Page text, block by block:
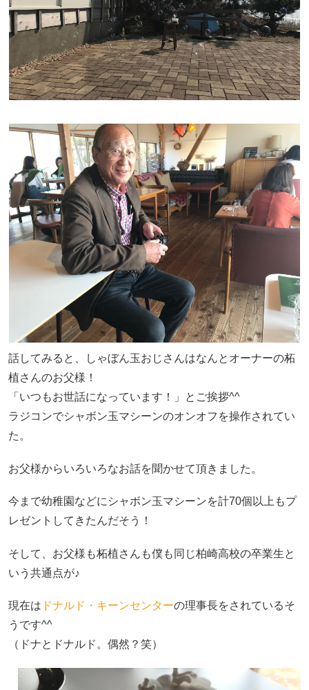
話してみると、しゃぼん玉おじさんはなんとオーナーの柘
植さんのお父様！
「いつもお世話になっています！」とご挨拶^^
ラジコンでシャボン玉マシーンのオンオフを操作されてい
た。
お父様からいろいろなお話を聞かせて頂きました。
今まで幼稚園などにシャボン玉マシーンを計70個以上もプ
レゼントしてきたんだそう！
そして、お父様も柘植さんも僕も同じ柏崎高校の卒業生と
いう共通点が♪
現在は ドナルド・キーンセンターの理事長をされているそ
うです^^
（ドナとドナルド。偶然？笑）